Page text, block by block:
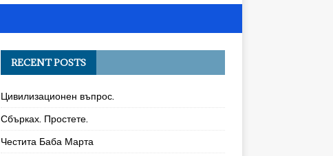
RECENT POSTS
Цивилизационен въпрос.
Сбърках. Простете.
Честита Баба Марта